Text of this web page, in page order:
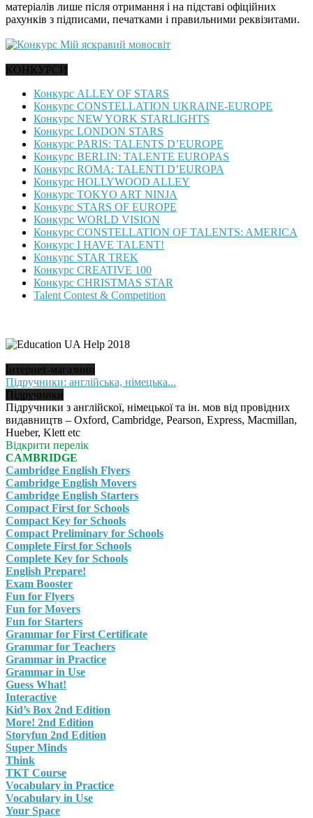
матеріалів лише після отримання і на підставі офіційних
рахунків з підписами, печатками і правильними реквізитами.
КОНКУРСИ
Конкурс ALLEY OF STARS
Конкурс CONSTELLATION UKRAINE-EUROPE
Конкурс NEW YORK STARLIGHTS
Конкурс LONDON STARS
Конкурс PARIS: TALENTS D’EUROPE
Конкурс BERLIN: TALENTE EUROPAS
Конкурс ROMA: TALENTI D’EUROPA
Конкурс HOLLYWOOD ALLEY
Конкурс TOKYO ART NINJA
Конкурс STARS OF EUROPE
Конкурс WORLD VISION
Конкурс CONSTELLATION OF TALENTS: AMERICA
Конкурс I HAVE TALENT!
Конкурс STAR TREK
Конкурс CREATIVE 100
Конкурс CHRISTMAS STAR
Talent Contest & Competition
Інтернет-магазини
Підручники: англійська, німецька...
Підручники
Підручники з англійскої, німецької та ін. мов від провідних
видавництв – Oxford, Cambridge, Pearson, Express, Macmillan,
Hueber, Klett etc
Відкрити перелік
CAMBRIDGE
Cambridge English Flyers
Cambridge English Movers
Cambridge English Starters
Compact First for Schools
Compact Key for Schools
Compact Preliminary for Schools
Complete First for Schools
Complete Key for Schools
English Prepare!
Exam Booster
Fun for Flyers
Fun for Movers
Fun for Starters
Grammar for First Certificate
Grammar for Teachers
Grammar in Practice
Grammar in Use
Guess What!
Interactive
Kid’s Box 2nd Edition
More! 2nd Edition
Storyfun 2nd Edition
Super Minds
Think
TKT Course
Vocabulary in Practice
Vocabulary in Use
Your Space